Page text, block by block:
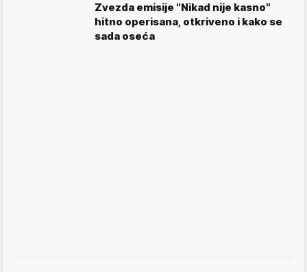
Zvezda emisije "Nikad nije kasno"
hitno operisana, otkriveno i kako se
sada oseća